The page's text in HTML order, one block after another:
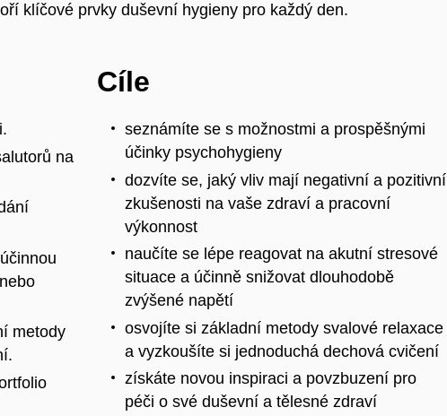
klíčové prvky duševní hygieny pro každý den.
na
metody
Cíle
seznámíte se s možnostmi a prospěšnými
účinky psychohygieny
dozvíte se, jaký vliv mají negativní a pozitivní
zkušenosti na vaše zdraví a pracovní
výkonnost
naučíte se lépe reagovat na akutní stresové
situace a účinně snižovat dlouhodobě
zvýšené napětí
osvojíte si základní metody svalové relaxace
a vyzkoušíte si jednoduchá dechová cvičení
získáte novou inspiraci a povzbuzení pro
péči o své duševní a tělesné zdraví